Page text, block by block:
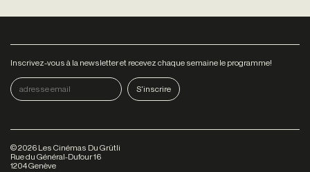
Inscrivez-vous à la newsletter et recevez chaque semaine le programme!
©2026 Les Cinémas Du Grütli
Rue du Général-Dufour 16
1204 Genève